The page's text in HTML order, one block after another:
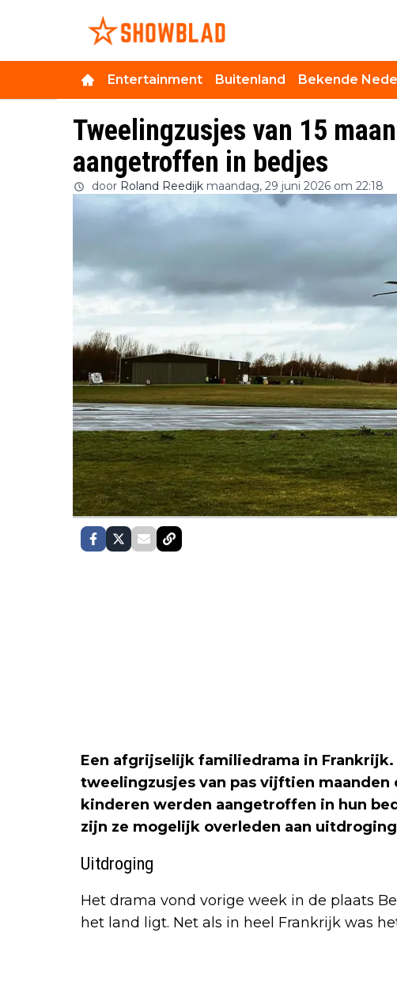
Entertainment Buitenland Bekende
Tweelingzusjes van 15
aangetroffen in bedjes
door Roland Reedijk maandag, 29 juni 2026 om 22:18
Een afgrijselijk familiedrama in
tweelingzusjes van pas vijftien maanden
kinderen werden aangetroffen in hun
zijn ze mogelijk overleden aan
Uitdroging
Het drama vond vorige week in de plaats
het land ligt. Net als in heel Frankrijk was